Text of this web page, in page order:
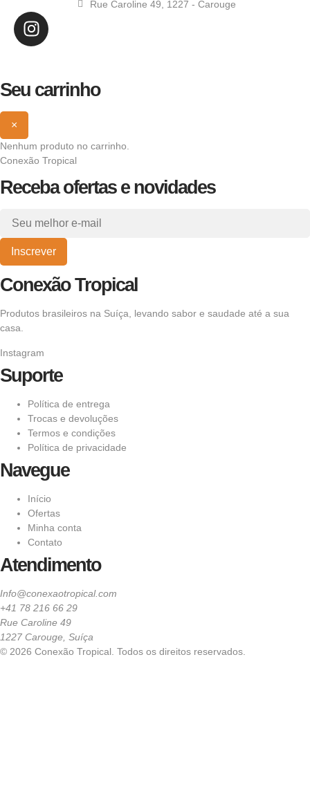
Rue Caroline 49, 1227 - Carouge
Seu carrinho
×
Nenhum produto no carrinho.
Conexão Tropical
Receba ofertas e novidades
Inscrever
Conexão Tropical
Produtos brasileiros na Suíça, levando sabor e saudade até a sua
casa.
Instagram
Suporte
Política de entrega
Trocas e devoluções
Termos e condições
Política de privacidade
Navegue
Início
Ofertas
Minha conta
Contato
Atendimento
Info@conexaotropical.com
+41 78 216 66 29
Rue Caroline 49
1227 Carouge, Suíça
© 2026 Conexão Tropical. Todos os direitos reservados.